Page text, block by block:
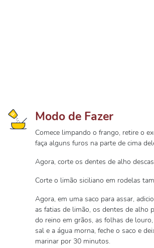
Modo de Fazer
Comece limpando o frango, retire o
faça alguns furos na parte de cima
Agora, corte os dentes de alho
Corte o limão siciliano em rodelas
Agora, em uma saco para assar,
as fatias de limão, os dentes de alho
do reino em grãos, as folhas de
sal e a água morna, feche o saco e
marinar por 30 minutos.